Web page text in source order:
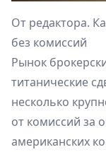
От редактора.
без комиссий
Рынок
титанические
несколько
от комиссий за
американских